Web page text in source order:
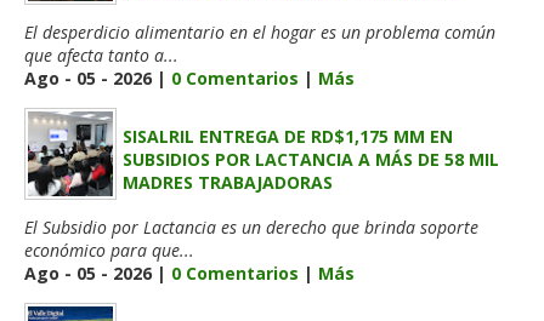
El desperdicio alimentario en el hogar es un problema común
que afecta tanto a...
Ago - 05 - 2026 | 0 Comentarios | Más
SISALRIL ENTREGA DE RD$1,175 MM EN
SUBSIDIOS POR LACTANCIA A MÁS DE 58 MIL
MADRES TRABAJADORAS
El Subsidio por Lactancia es un derecho que brinda soporte
económico para que...
Ago - 05 - 2026 | 0 Comentarios | Más